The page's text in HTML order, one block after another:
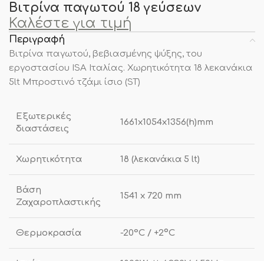
Βιτρίνα παγωτού 18 γεύσεων
Καλέστε για τιμή
Περιγραφή
Βιτρίνα παγωτού, βεβιασμένης ψύξης, του
εργοστασίου ISA Ιταλίας. Χωρητικότητα 18 λεκανάκια
5lt Μπροστινό τζάμι ίσιο (ST)
Εξωτερικές
διαστάσεις
1661x1054x1356(h)mm
Χωρητικότητα 18 (λεκανάκια 5 lt)
Βάση
Ζαχαροπλαστικής
1541 x 720 mm
Θερμοκρασία -20°C / +2ºC